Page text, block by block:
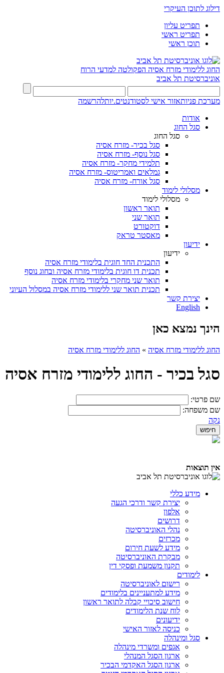
דילוג לתוכן העיקרי
תפריט עליון
תפריט ראשי
תוכן ראשי
החוג ללימודי מזרח אסיה הפקולטה למדעי הרוח
אוניברסיטת תל אביב
מערכת פניותאזור אישי לסטודנטים.יותלהרשמה
אודות
סגל החוג
סגל החוג
סגל בכיר- מזרח אסיה
סגל נוסף- מזרח אסיה
תלמידי מחקר- מזרח אסיה
גמלאים ואמריטוס- מזרח אסיה
סגל אורח- מזרח אסיה
מסלולי לימוד
מסלולי לימוד
תואר ראשון
תואר שני
דוקטורט
מאסטר טראק
ידיעון
ידיעון
התכנית החד חוגית בלימודי מזרח אסיה
תכנית דו חוגית בלימודי מזרח אסיה ובחוג נוסף
תואר שני מחקרי בלימודי מזרח אסיה
תכנית תואר שני ללימודי מזרח אסיה במסלול העיוני
יצירת קשר
English
הינך נמצא כאן
החוג ללימודי מזרח אסיה » החוג ללימודי מזרח אסיה
סגל בכיר - החוג ללימודי מזרח אסיה
שם פרטי:
שם משפחה:
נקה
אין תוצאות
מידע כללי
יצירת קשר ודרכי הגעה
אלפון
דרושים
נהלי האוניברסיטה
מכרזים
מידע לשעת חירום
מבקרת האוניברסיטה
תקנון משמעת ופסקי דין
לימודים
רישום לאוניברסיטה
מידע למתעניינים בלימודים
חישוב סיכויי קבלה לתואר ראשון
לוח שנת הלימודים
ידיעונים
כניסה לאזור האישי
סגל ומינהלה
אגפים ומשרדי מינהלה
ארגון הסגל המנהלי
ארגון הסגל האקדמי הבכיר